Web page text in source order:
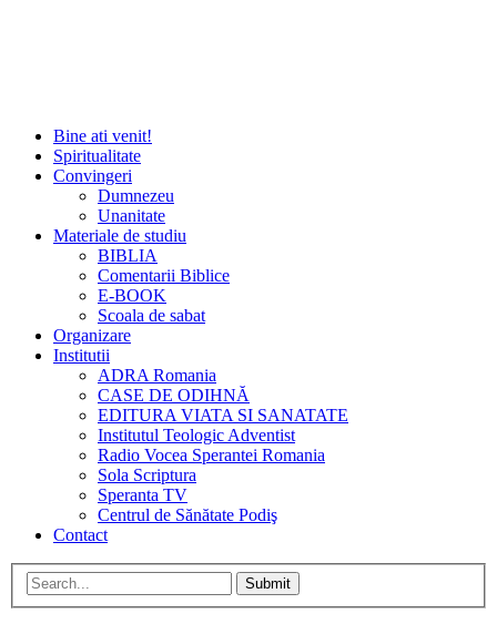
Bine ati venit!
Spiritualitate
Convingeri
Dumnezeu
Unanitate
Materiale de studiu
BIBLIA
Comentarii Biblice
E-BOOK
Scoala de sabat
Organizare
Institutii
ADRA Romania
CASE DE ODIHNĂ
EDITURA VIATA SI SANATATE
Institutul Teologic Adventist
Radio Vocea Sperantei Romania
Sola Scriptura
Speranta TV
Centrul de Sănătate Podiş
Contact
Submit